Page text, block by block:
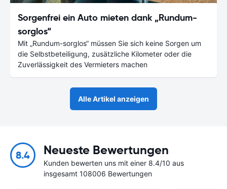
Sorgenfrei ein Auto mieten dank „Rundum-
sorglos“
Mit „Rundum-sorglos“ müssen Sie sich keine Sorgen um
die Selbstbeteiligung, zusätzliche Kilometer oder die
Zuverlässigkeit des Vermieters machen
Alle Artikel anzeigen
8.4 Neueste Bewertungen
Kunden bewerten uns mit einer 8.4/10 aus
insgesamt 108006 Bewertungen